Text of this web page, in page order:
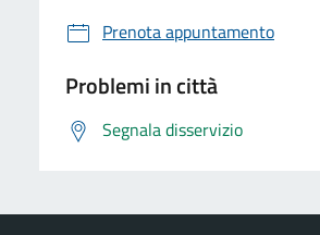
Prenota appuntamento
Problemi in città
Segnala disservizio